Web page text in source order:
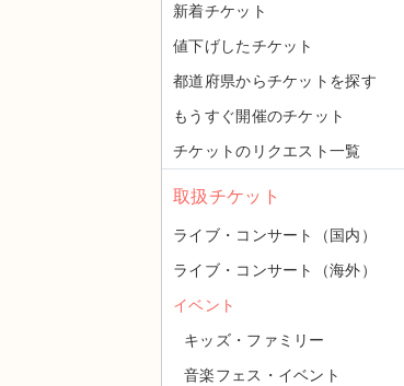
新着チケット
値下げしたチケット
都道府県からチケットを探す
もうすぐ開催のチケット
チケットのリクエスト一覧
取扱チケット
ライブ・コンサート（国内）
ライブ・コンサート（海外）
イベント
キッズ・ファミリー
音楽フェス・イベント